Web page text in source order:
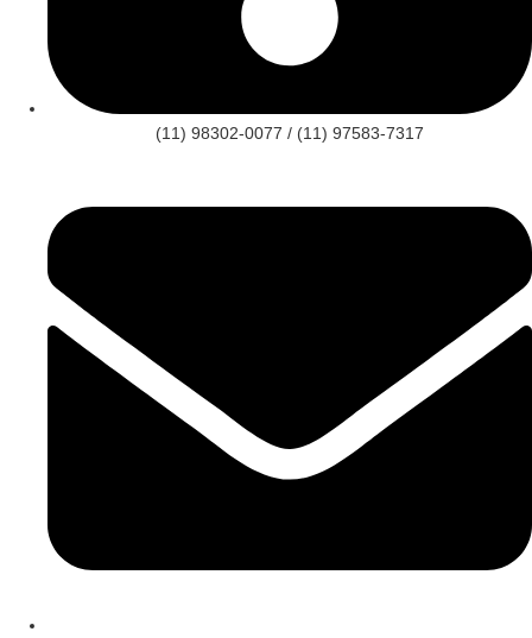
(11) 98302-0077 / (11) 97583-7317